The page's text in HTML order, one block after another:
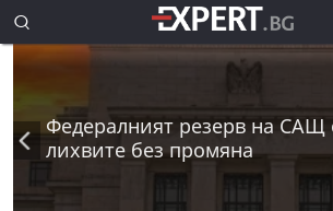
Федералният резерв на САЩ
лихвите без промяна